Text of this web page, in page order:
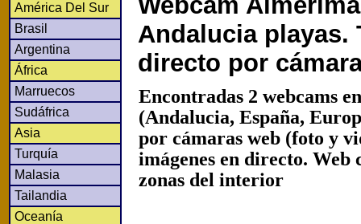
América Del Sur
Brasil
Argentina
África
Marruecos
Sudáfrica
Asia
Turquía
Malasia
Tailandia
Oceanía
Andalucia playas.
directo por
Encontradas 2 webcams
(Andalucia, España,
por cámaras web (foto y
imágenes en directo. Web
zonas del interior